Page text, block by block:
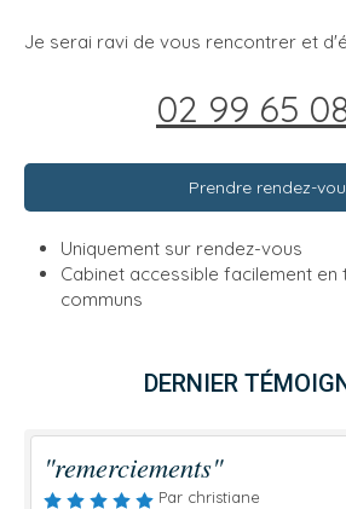
Je serai ravi de vous rencontrer et
02 99 65
Prendre rendez-
Uniquement sur rendez-vous
Cabinet accessible facilement
communs
DERNIER
"remerciements"
Par christiane